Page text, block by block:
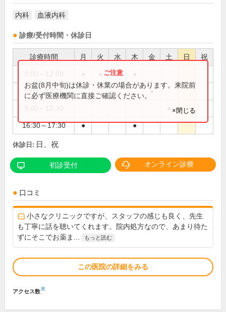
内科 血液内科
診療/受付時間・休診日
診療時間 月 火 水 木 金 土 日 祝
●
9:00～12:15 ●
16:30～17:30 ● ●
お盆(8月中旬)は休診・休業の場合があります。来院前
に必ず医療機関に直接ご確認ください。
×閉じる
休診日: 日、祝
初診受付 オンライン診療
口コミ
小さなクリニックですが、スタッフの感じも良く、先生
も丁寧に話を聴いてくれます。院内処方なので、あまり待た
ずにそこでお薬ま...
もっと読む
この医院の詳細をみる
アクセス数※